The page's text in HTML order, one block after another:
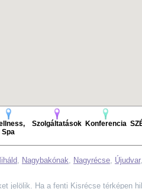
Spa
Szolgáltatások Konferencia
, Nagybakónak, Nagyrécse, Újudvar,
jelölik. Ha a fenti Kisrécse térképen